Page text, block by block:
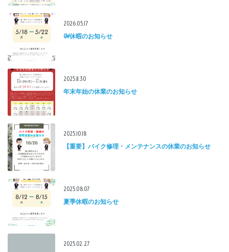
2026.05.17
GW休暇のお知らせ
2025.11.30
年末年始の休業のお知らせ
2025.10.18
【重要】バイク修理・メンテナンスの休業のお知らせ
2025.08.07
夏季休暇のお知らせ
2025.02.27